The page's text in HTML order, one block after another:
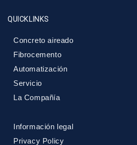
QUICKLINKS
Concreto aireado
Fibrocemento
Automatización
Servicio
La Compañía
Información legal
Privacy Policy